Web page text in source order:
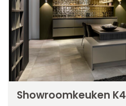
Showroomkeuken K4